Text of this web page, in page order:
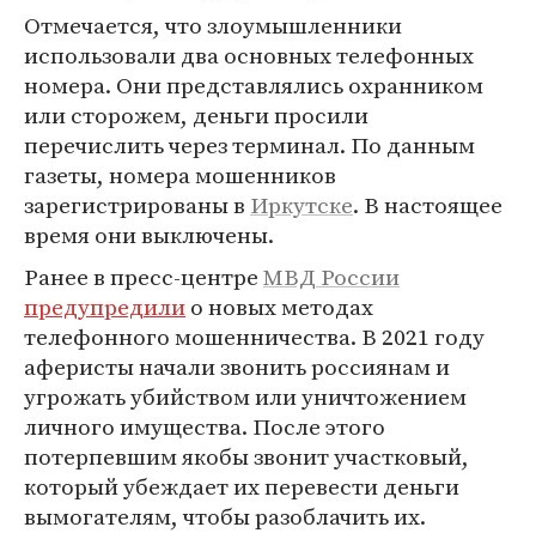
Отмечается, что злоумышленники
использовали два основных телефонных
номера. Они представлялись охранником
или сторожем, деньги просили
перечислить через терминал. По данным
газеты, номера мошенников
зарегистрированы в Иркутске. В настоящее
время они выключены.
Ранее в пресс-центреМВД России
предупредилио новых методах
телефонного мошенничества. В 2021 году
аферисты начали звонить россиянам и
угрожать убийством или уничтожением
личного имущества. После этого
потерпевшим якобы звонит участковый,
который убеждает их перевести деньги
вымогателям, чтобы разоблачить их.